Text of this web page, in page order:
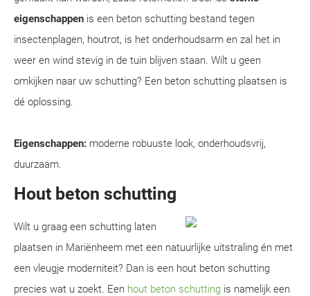
eigenschappen is een beton schutting bestand tegen
insectenplagen, houtrot, is het onderhoudsarm en zal het in
weer en wind stevig in de tuin blijven staan. Wilt u geen
omkijken naar uw schutting? Een beton schutting plaatsen is
dé oplossing.
Eigenschappen: moderne robuuste look, onderhoudsvrij,
duurzaam.
Hout beton schutting
Wilt u graag een schutting laten
plaatsen in Mariënheem met een natuurlijke uitstraling én met
een vleugje moderniteit? Dan is een hout beton schutting
precies wat u zoekt. Een hout beton schutting is namelijk een